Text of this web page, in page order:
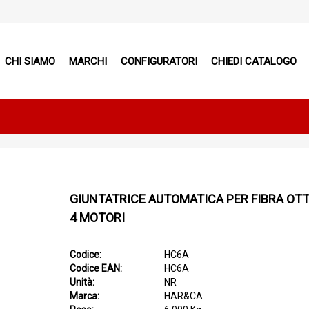
CHI SIAMO MARCHI CONFIGURATORI CHIEDI CATALOGO
GIUNTATRICE AUTOMATICA PER FIBRA
4 MOTORI
Codice:
HC6A
Codice EAN:
HC6A
Unità:
NR
Marca:
HAR&CA